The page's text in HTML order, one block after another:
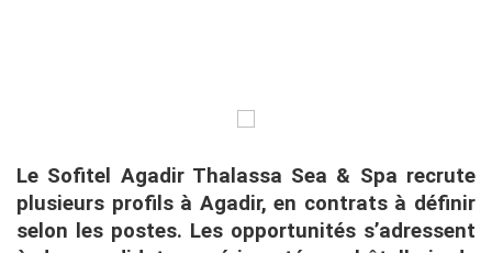
Le Sofitel Agadir Thalassa Sea & Spa recrute
plusieurs profils à Agadir, en contrats à définir
selon les postes. Les opportunités s’adressent